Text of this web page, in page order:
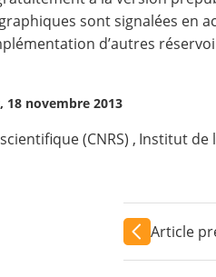
sont signalées en
d’autres
18 novembre 2013
(CNRS) , Institut de
Article